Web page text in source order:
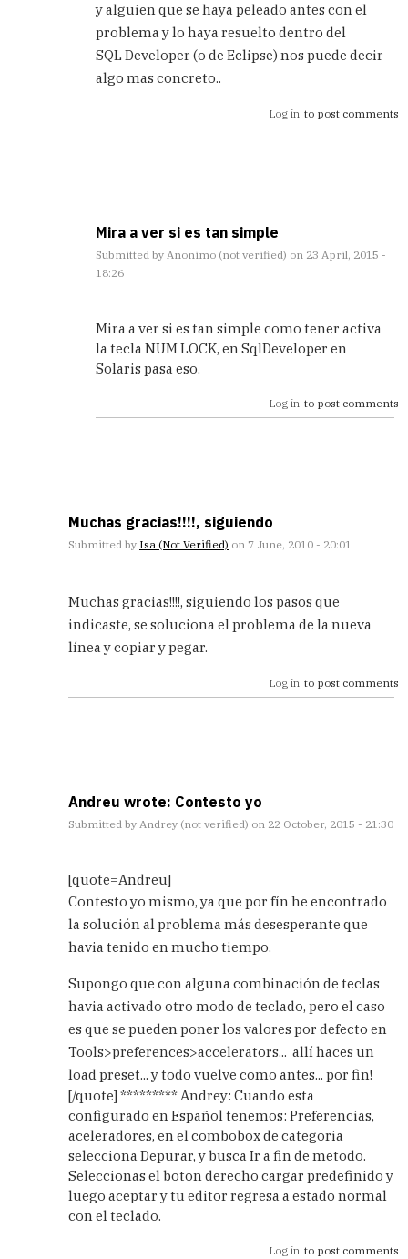
y alguien que se haya peleado antes con el
problema y lo haya resuelto dentro del
SQL Developer (o de Eclipse) nos puede decir
algo mas concreto..
Log in to post comments
Mira a ver si es tan simple
Submitted by Anonimo (not verified) on 23 April, 2015 -
18:26
reply
to
Gracias,
me
volviendo
Mira a ver si es tan simple como tener activa
la tecla NUM LOCK, en SqlDeveloper en
Solaris pasa eso.
Log in to post comments
Muchas gracias!!!!, siguiendo
Submitted by Isa (not Verified) on 7 June, 2010 - 20:01
reply
ya
está!
Muchas gracias!!!!, siguiendo los pasos que
indicaste, se soluciona el problema de la nueva
línea y copiar y pegar.
Log in to post comments
Andreu wrote: Contesto yo
Submitted by Andrey (not verified) on 22 October, 2015 - 21:30
reply
ya
está!
by
(not
Verified)
[quote=Andreu]
Contesto yo mismo, ya que por fín he encontrado
la solución al problema más desesperante que
havia tenido en mucho tiempo.
Supongo que con alguna combinación de teclas
havia activado otro modo de teclado, pero el caso
es que se pueden poner los valores por defecto en
Tools>preferences>accelerators... allí haces un
load preset... y todo vuelve como antes... por fin!
[/quote] ********* Andrey: Cuando esta
configurado en Español tenemos: Preferencias,
aceleradores, en el combobox de categoria
selecciona Depurar, y busca Ir a fin de metodo.
Seleccionas el boton derecho cargar predefinido y
luego aceptar y tu editor regresa a estado normal
con el teclado.
Log in to post comments